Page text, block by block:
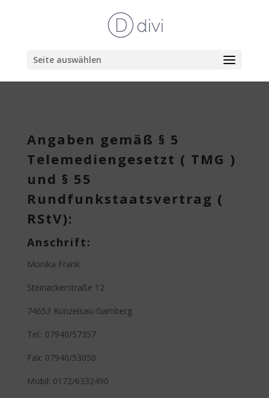
Seite auswählen
Angaben gemäß § 5
Telemediengesetzt ( TMG )
und § 55
Rundfunkstaatsvertrag (
RStV):
Anschrift:
Monika Frank
Steinäckerstraße 12
74653 Künzelsau-Garnberg
Tel.: 07940/57357
Fax: 07940/53050
Mobil: 0172/6332490